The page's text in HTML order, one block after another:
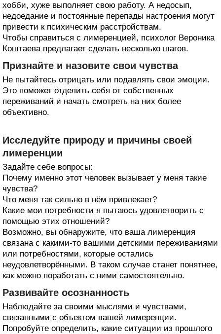
хобби, хуже выполняет свою работу. А недосып,
недоедание и постоянные перепады настроения могут
привести к психическим расстройствам.
Чтобы справиться с лимеренцией, психолог Вероника
Коштаева предлагает сделать несколько шагов.
Признайте и назовите свои чувства
Не пытайтесь отрицать или подавлять свои эмоции.
Это поможет отделить себя от собственных
переживаний и начать смотреть на них более
объективно.
Исследуйте природу и причины своей
лимеренции
Задайте себе вопросы:
Почему именно этот человек вызывает у меня такие
чувства?
Что меня так сильно в нём привлекает?
Какие мои потребности я пытаюсь удовлетворить с
помощью этих отношений?
Возможно, вы обнаружите, что ваша лимеренция
связана с какими-то вашими детскими переживаниями
или потребностями, которые остались
неудовлетворёнными. В таком случае станет понятнее,
как можно поработать с ними самостоятельно.
Развивайте осознанность
Наблюдайте за своими мыслями и чувствами,
связанными с объектом вашей лимеренции.
Попробуйте определить, какие ситуации из прошлого